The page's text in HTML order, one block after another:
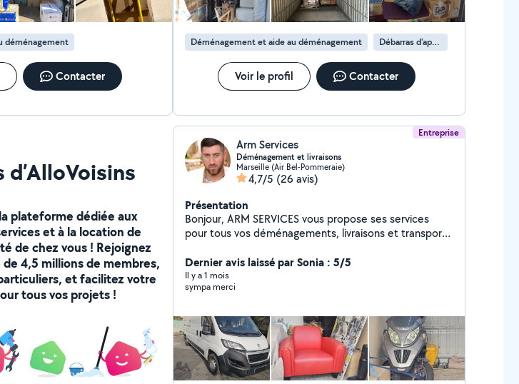
déménagement
Contacter
Déménagement et aide au déménagement Débarras d'appartement
Voir le profil Contacter
d’AlloVoisins
plateforme dédiée aux
et à la location de
de chez vous ! Rejoignez
4,5 millions de membres,
et facilitez votre
tous vos projets !
Entreprise
Arm Services
Déménagement et livraisons
Marseille (Air Bel-Pommeraie)
4,7/5 (26 avis)
Présentation
Bonjour, ARM SERVICES vous propose ses services
pour tous vos déménagements, livraisons et transports
et soigné, réalisé avec sérieux et professionnalisme.
Votre satisfaction est notre priorité. N'hésitez pas à
nous contacter pour toute demande d'information ou
Dernier avis laissé par Sonia : 5/5
Il y a 1 mois
sympa merci